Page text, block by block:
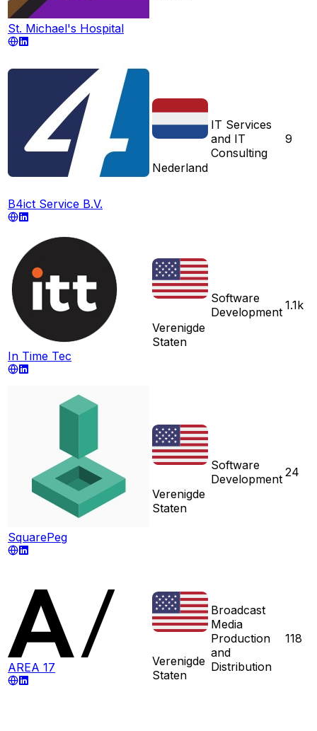
St. Michael's Hospital
B4ict Service B.V.
Nederland
IT Services
and IT
Consulting
9
In Time Tec
Verenigde
Staten
Software
Development 1.1k
SquarePeg
Verenigde
Staten
Software
Development 24
AREA 17
Verenigde
Staten
Broadcast
Media
Production
and
Distribution
118